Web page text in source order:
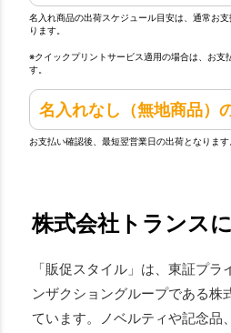
名入れ商品の出荷スケジュール目安は、通常お
ります。
※クイックプリントサービス適用の場合は、お支
す。
名入れなし（無地商品）
お支払い確認後、最短翌営業日の出荷となります
株式会社トランス
「販促スタイル」は、東証プ
ンザクショングループである株
ています。ノベルティや記念品